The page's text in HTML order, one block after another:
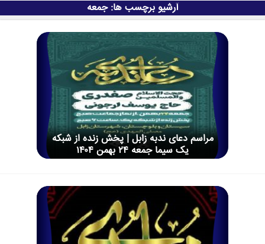
آرشیو برچسب ها:جمعه
مراسم دعای ندبه زابل | پخش زنده از شبکه
یک سیما جمعه ۲۴ بهمن ۱۴۰۴